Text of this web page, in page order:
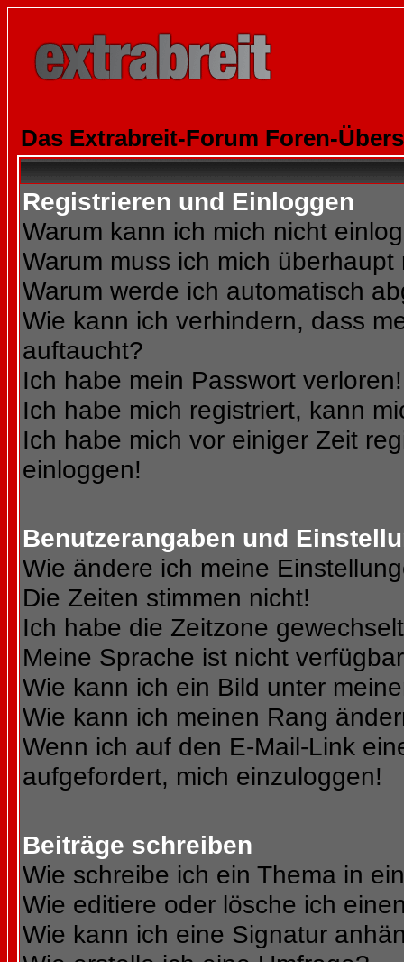
Das Extrabreit-Forum Foren-
Registrieren und Einloggen
Warum kann ich mich nicht
Warum muss ich mich überhaupt
Warum werde ich automatisch
Wie kann ich verhindern, dass
auftaucht?
Ich habe mein Passwort verloren!
Ich habe mich registriert, kann
Ich habe mich vor einiger Zeit
einloggen!
Benutzerangaben und
Wie ändere ich meine
Die Zeiten stimmen nicht!
Ich habe die Zeitzone
Meine Sprache ist nicht
Wie kann ich ein Bild unter
Wie kann ich meinen Rang
Wenn ich auf den E-Mail-Link
aufgefordert, mich einzuloggen!
Beiträge schreiben
Wie schreibe ich ein Thema in
Wie editiere oder lösche ich
Wie kann ich eine Signatur